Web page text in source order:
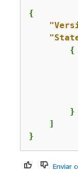
{
{
        }
    ]
}
Enviar